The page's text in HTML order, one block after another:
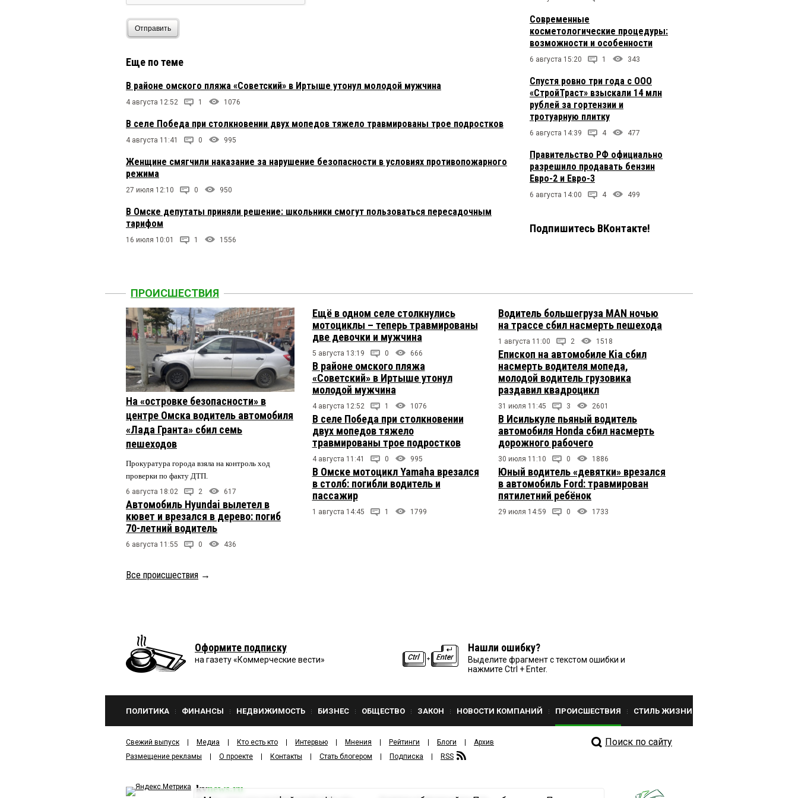
Отправить
Еще по теме
В районе омского пляжа «Советский» в Иртыше утонул молодой мужчина
4 августа 12:52 1 1076
В селе Победа при столкновении двух мопедов тяжело травмированы трое подростков
4 августа 11:41 0 995
Женщине смягчили наказание за нарушение безопасности в условиях противопожарного
режима
27 июля 12:10 0 950
В Омске депутаты приняли решение: школьники смогут пользоваться пересадочным
тарифом
16 июля 10:01 1 1556
Современные
косметологические процедуры:
возможности и особенности
6 августа 15:20 1 343
Спустя ровно три года с ООО
«СтройТраст» взыскали 14 млн
рублей за гортензии и
тротуарную плитку
6 августа 14:39 4 477
Правительство РФ официально
разрешило продавать бензин
Евро-2 и Евро-3
6 августа 14:00 4 499
Подпишитесь ВКонтакте!
ПРОИСШЕСТВИЯ
На «островке безопасности» в
центре Омска водитель автомобиля
«Лада Гранта» сбил семь
пешеходов
Прокуратура города взяла на контроль ход
проверки по факту ДТП.
6 августа 18:02 2 617
Автомобиль Hyundai вылетел в
кювет и врезался в дерево: погиб
70-летний водитель
6 августа 11:55 0 436
Ещё в одном селе столкнулись
мотоциклы – теперь травмированы
две девочки и мужчина
5 августа 13:19 0 666
В районе омского пляжа
«Советский» в Иртыше утонул
молодой мужчина
4 августа 12:52 1 1076
В селе Победа при столкновении
двух мопедов тяжело
травмированы трое подростков
4 августа 11:41 0 995
В Омске мотоцикл Yamaha врезался
в столб: погибли водитель и
пассажир
1 августа 14:45 1 1799
Водитель большегруза MAN ночью
на трассе сбил насмерть пешехода
1 августа 11:00 2 1518
Епископ на автомобиле Kia сбил
насмерть водителя мопеда,
молодой водитель грузовика
раздавил квадроцикл
31 июля 11:45 3 2601
В Исилькуле пьяный водитель
автомобиля Honda сбил насмерть
дорожного рабочего
30 июля 11:10 0 1886
Юный водитель «девятки» врезался
в автомобиль Ford: травмирован
пятилетний ребёнок
29 июля 14:59 0 1733
Все происшествия →
Оформите подписку
на газету «Коммерческие вести»
Нашли ошибку?
Выделите фрагмент с текстом ошибки и
нажмите Ctrl + Enter.
ПОЛИТИКА ФИНАНСЫ НЕДВИЖИМОСТЬ БИЗНЕС ОБЩЕСТВО ЗАКОН НОВОСТИ КОМПАНИЙ ПРОИСШЕСТВИЯ СТИЛЬ ЖИЗНИ
Свежий выпуск Медиа Кто есть кто Интервью Мнения Рейтинги Блоги
Архив
Размещение рекламы
О проекте Контакты Стать блогером Подписка RSS
Поиск по сайту
kvnews.ru